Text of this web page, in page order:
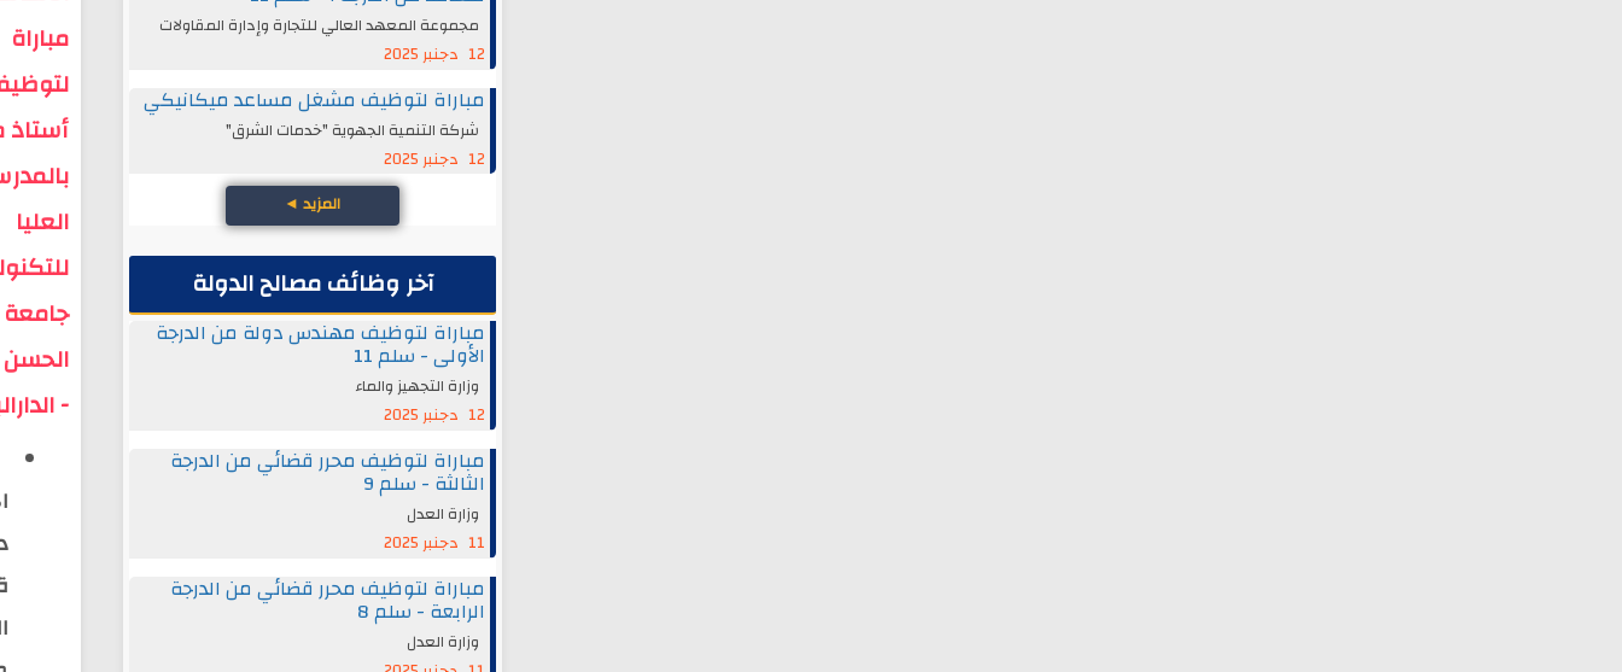
مباراة
العليا
جامعة
الحسن
-
مجموعة المعهد العالي للتجارة وإدارة المقاولات
12 دجنبر 2025
مباراة لتوظيف مشغل مساعد ميكانيكي
شركة التنمية الجهوية "خدمات الشرق"
12 دجنبر 2025
المزيد ◄
آخر وظائف مصالح الدولة
مباراة لتوظيف مهندس دولة من الدرجة
الأولى - سلم 11
وزارة التجهيز والماء
12 دجنبر 2025
مباراة لتوظيف محرر قضائي من الدرجة
الثالثة - سلم 9
وزارة العدل
11 دجنبر 2025
مباراة لتوظيف محرر قضائي من الدرجة
الرابعة - سلم 8
وزارة العدل